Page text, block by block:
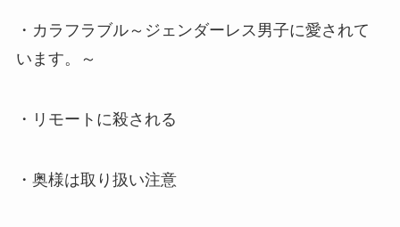
・カラフラブル～ジェンダーレス男子に愛されて
います。～
・リモートに殺される
・奥様は取り扱い注意